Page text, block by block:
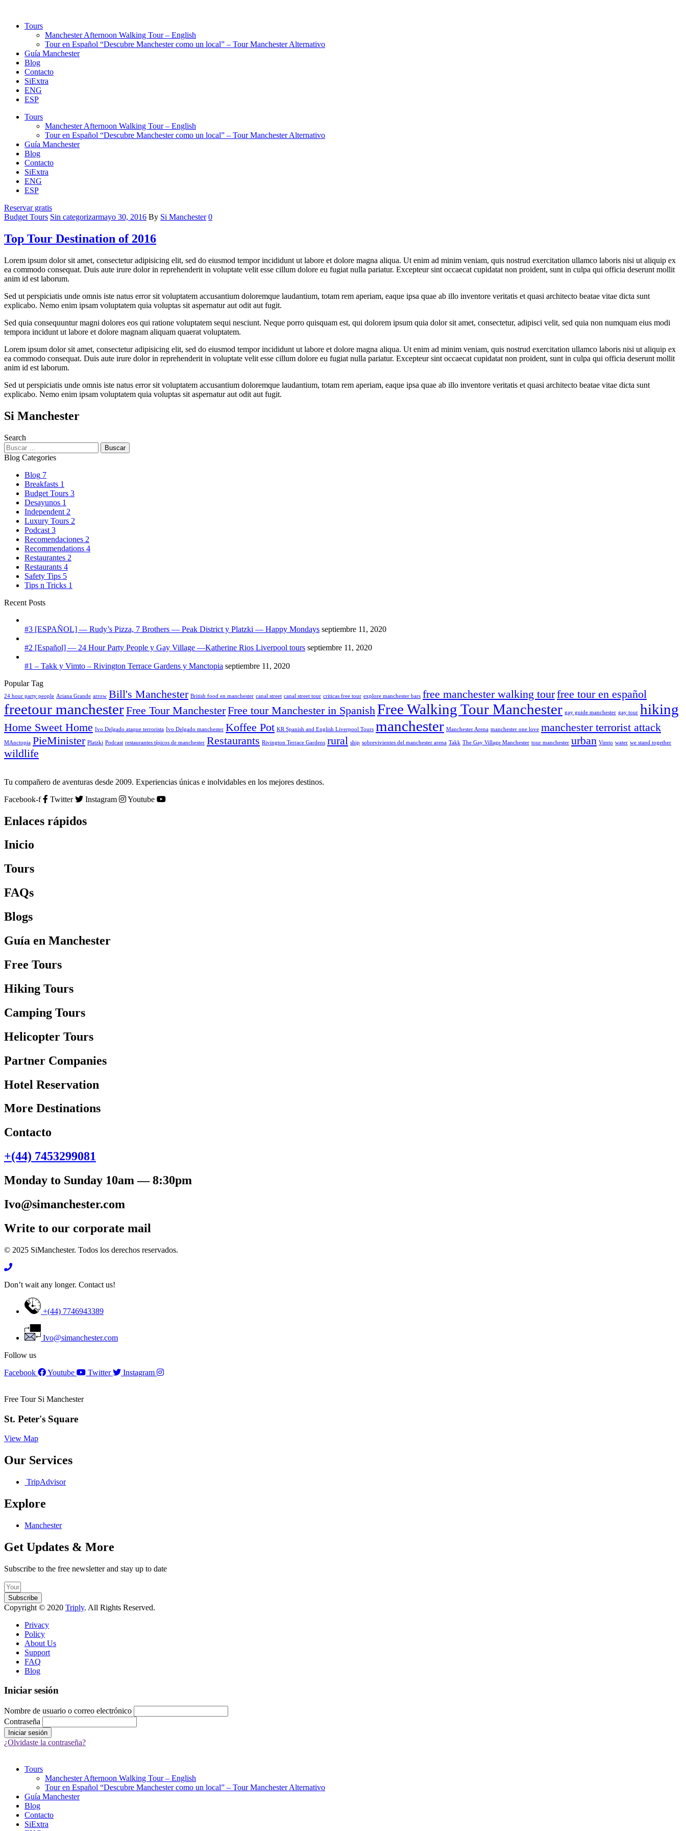
Tours
Manchester Afternoon Walking Tour – English
Tour en Español “Descubre Manchester como un local” – Tour Manchester Alternativo
Guía Manchester
Blog
Contacto
SiExtra
ENG
ESP
Tours
Manchester Afternoon Walking Tour – English
Tour en Español “Descubre Manchester como un local” – Tour Manchester Alternativo
Guía Manchester
Blog
Contacto
SiExtra
ENG
ESP
Reservar gratis
Categories
Budget Tours Sin categorizarmayo 30, 2016 By Si Manchester 0
Top Tour Destination of 2016
Lorem ipsum dolor sit amet, consectetur adipisicing elit, sed do eiusmod tempor incididunt ut labore et dolore magna aliqua. Ut enim ad minim veniam, quis nostrud exercitation ullamco laboris nisi ut aliquip ex
ea commodo consequat. Duis aute irure dolor in reprehenderit in voluptate velit esse cillum dolore eu fugiat nulla pariatur. Excepteur sint occaecat cupidatat non proident, sunt in culpa qui officia deserunt mollit
anim id est laborum.
Sed ut perspiciatis unde omnis iste natus error sit voluptatem accusantium doloremque laudantium, totam rem aperiam, eaque ipsa quae ab illo inventore veritatis et quasi architecto beatae vitae dicta sunt
explicabo. Nemo enim ipsam voluptatem quia voluptas sit aspernatur aut odit aut fugit.
Sed quia consequuntur magni dolores eos qui ratione voluptatem sequi nesciunt. Neque porro quisquam est, qui dolorem ipsum quia dolor sit amet, consectetur, adipisci velit, sed quia non numquam eius modi
tempora incidunt ut labore et dolore magnam aliquam quaerat voluptatem.
Lorem ipsum dolor sit amet, consectetur adipisicing elit, sed do eiusmod tempor incididunt ut labore et dolore magna aliqua. Ut enim ad minim veniam, quis nostrud exercitation ullamco laboris nisi ut aliquip ex
ea commodo consequat. Duis aute irure dolor in reprehenderit in voluptate velit esse cillum dolore eu fugiat nulla pariatur. Excepteur sint occaecat cupidatat non proident, sunt in culpa qui officia deserunt mollit
anim id est laborum.
Sed ut perspiciatis unde omnis iste natus error sit voluptatem accusantium doloremque laudantium, totam rem aperiam, eaque ipsa quae ab illo inventore veritatis et quasi architecto beatae vitae dicta sunt
explicabo. Nemo enim ipsam voluptatem quia voluptas sit aspernatur aut odit aut fugit.
Si Manchester
Search
Buscar:
Blog Categories
Blog 7
Breakfasts 1
Budget Tours 3
Desayunos 1
Independent 2
Luxury Tours 2
Podcast 3
Recomendaciones 2
Recommendations 4
Restaurantes 2
Restaurants 4
Safety Tips 5
Tips n Tricks 1
Recent Posts
#3 [ESPAÑOL] — Rudy’s Pizza, 7 Brothers — Peak District y Platzki — Happy Mondays septiembre 11, 2020
#2 [Español] — 24 Hour Party People y Gay Village —Katherine Rios Liverpool tours septiembre 11, 2020
#1 – Takk y Vimto – Rivington Terrace Gardens y Manctopia septiembre 11, 2020
Popular Tag
24 hour party people Ariana Grande arrow Bill's Manchester British food en manchester canal street canal street tour criticas free tour explore manchester bars free manchester walking tourfree tour en español
freetour manchesterFree Tour ManchesterFree tour Manchester in Spanish Free Walking Tour Manchester gay guide manchester gay tour hiking
Home Sweet Home Ivo Delgado ataque terrorista Ivo Delgado manchester Koffee Pot KR Spanish and English Liverpool Tours manchester Manchester Arena manchester one love manchester terrorist attack
MAnctopia PieMinister Platzki Podcast restaurantes típicos de manchester Restaurants Rivington Terrace Gardens rural ship sobrevivientes del manchester arena Takk The Gay Village Manchester tour manchester urban Vimto water we stand together
wildlife
Tu compañero de aventuras desde 2009. Experiencias únicas e inolvidables en los mejores destinos.
Facebook-f
Twitter Instagram Youtube
Enlaces rápidos
Inicio
Tours
FAQs
Blogs
Guía en Manchester
Free Tours
Hiking Tours
Camping Tours
Helicopter Tours
Partner Companies
Hotel Reservation
More Destinations
Contacto
+(44) 7453299081
Monday to Sunday 10am — 8:30pm
Ivo@simanchester.com
Write to our corporate mail
© 2025 SiManchester. Todos los derechos reservados.
Don’t wait any longer. Contact us!
+(44) 7746943389
Ivo@simanchester.com
Follow us
Facebook
Youtube Twitter Instagram
Free Tour Si Manchester
St. Peter's Square
View Map
Our Services
TripAdvisor
Explore
Manchester
Get Updates & More
Subscribe to the free newsletter and stay up to date
Subscribe
Copyright © 2020 Triply. All Rights Reserved.
Privacy
Policy
About Us
Support
FAQ
Blog
Iniciar sesión
Nombre de usuario o correo electrónico
Contraseña
¿Olvidaste la contraseña?
Tours
Manchester Afternoon Walking Tour – English
Tour en Español “Descubre Manchester como un local” – Tour Manchester Alternativo
Guía Manchester
Blog
Contacto
SiExtra